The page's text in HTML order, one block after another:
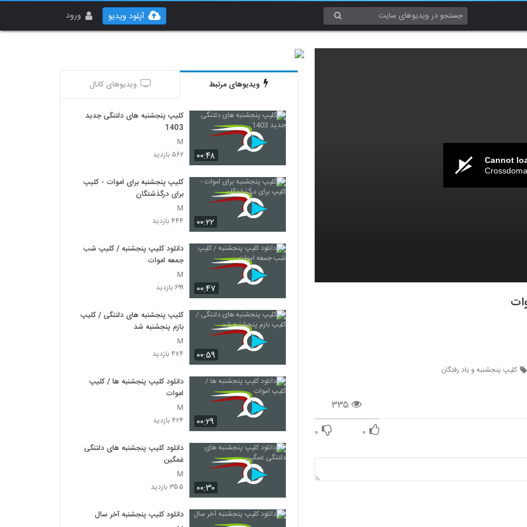
ورود آپلود ویدیو
Cannot
کلیپ پنجشنبه و یاد رفتگان
۳۳۵
۰ ۰
ویدیوهای مرتبط ویدیوهای کانال
۰۰:۴۸
کلیپ پنجشنبه های دلتنگی جدید
1403
M
۵۶۲ بازدید
۰۰:۲۲
کلیپ پنجشنبه برای اموات - کلیپ
برای درگذشتگان
M
۴۴۴ بازدید
۰۰:۴۷
دانلود کلیپ پنجشنبه / کلیپ شب
جمعه اموات
M
۶۹۹ بازدید
۰۰:۵۹
کلیپ پنجشنبه های دلتنگی / کلیپ
بازم پنجشنبه شد
M
۴۷۴ بازدید
۰۰:۲۹
دانلود کلیپ پنجشنبه ها / کلیپ
اموات
M
۴۲۴ بازدید
۰۰:۳۰
دانلود کلیپ پنجشنبه های دلتنگی
غمگین
M
۳۵۵ بازدید
دانلود کلیپ پنجشنبه آخر سال